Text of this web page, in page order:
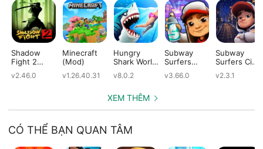
Shadow
Fight 2
v2.46.0
Minecraft
(Mod)
v1.26.40.31
Hungry
Shark World
v8.0.2
Subway
Surfers
v3.66.0
Subway
Surfers City
v2.3.1
XEM THÊM
CÓ THỂ BẠN QUAN TÂM